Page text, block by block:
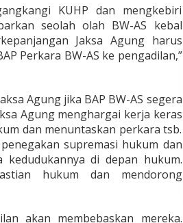
KUHP dan mengkebiri
seolah olah BW-AS kebal
Jaksa Agung harus
Perkara BW-AS ke pengadilan,”
Agung jika BAP BW-AS segera
Agung menghargai kerja keras
dan menuntaskan perkara tsb.
supremasi hukum dan
di depan hukum.
hukum dan mendorong
akan membebaskan mereka.